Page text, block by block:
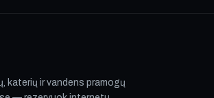
katerių ir vandens pramogų